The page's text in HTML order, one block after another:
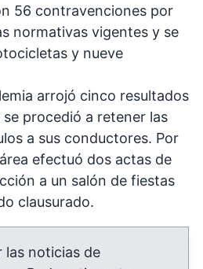
56 contravenciones por
normativas vigentes y se
y nueve
arrojó cinco resultados
procedió a retener las
a sus conductores. Por
efectuó dos actas de
a un salón de fiestas
clausurado.
las noticias de